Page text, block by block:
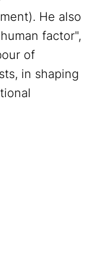
He also
factor",
of
in shaping